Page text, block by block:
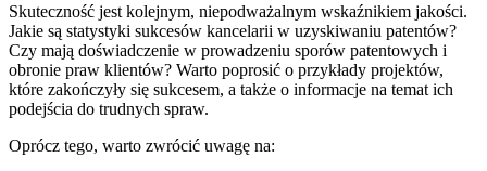
Skuteczność jest kolejnym, niepodważalnym wskaźnikiem jakości.
Jakie są statystyki sukcesów kancelarii w uzyskiwaniu patentów?
Czy mają doświadczenie w prowadzeniu sporów patentowych i
obronie praw klientów? Warto poprosić o przykłady projektów,
które zakończyły się sukcesem, a także o informacje na temat ich
podejścia do trudnych spraw.
Oprócz tego, warto zwrócić uwagę na: